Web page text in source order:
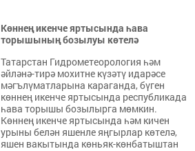
Көннең икенче яртысында һава
торышының бозылуы көтелә
Татарстан Гидрометеорология һәм
әйләнә-тирә мохитне күзәтү идарәсе
мәгълүматларына караганда, бүген
көннең икенче яртысында республикада
һава торышы бозылырга мөмкин.
Көннең икенче яртысында һәм кичен
урыны белән яшенле яңгырлар көтелә,
яшен вакытында көньяк-көнбатыштан